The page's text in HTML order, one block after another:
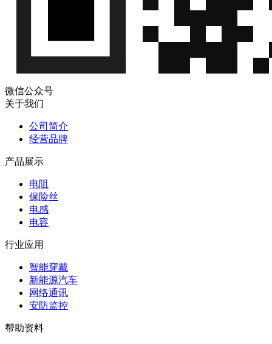
微信公众号
关于我们
公司简介
经营品牌
产品展示
电阻
保险丝
电感
电容
行业应用
智能穿戴
新能源汽车
网络通讯
安防监控
帮助资料